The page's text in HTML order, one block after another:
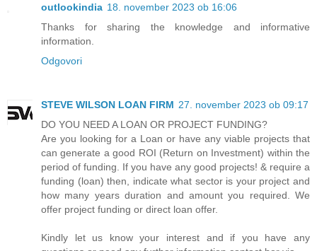
outlookindia 18. november 2023 ob 16:06
Thanks for sharing the knowledge and informative
information.
Odgovori
STEVE WILSON LOAN FIRM 27. november 2023 ob 09:17
DO YOU NEED A LOAN OR PROJECT FUNDING?
Are you looking for a Loan or have any viable projects that
can generate a good ROI (Return on Investment) within the
period of funding. If you have any good projects! & require a
funding (loan) then, indicate what sector is your project and
how many years duration and amount you required. We
offer project funding or direct loan offer.
Kindly let us know your interest and if you have any